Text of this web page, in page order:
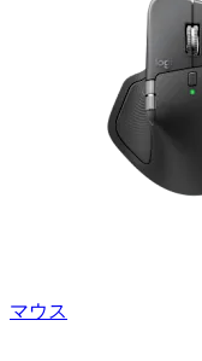
マウス